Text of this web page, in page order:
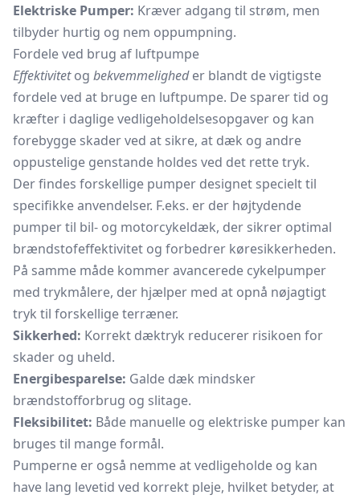
Elektriske Pumper: Kræver adgang til strøm, men
tilbyder hurtig og nem oppumpning.
Fordele ved brug af luftpumpe
Effektivitetog bekvemmeligheder blandt de vigtigste
fordele ved at bruge en luftpumpe. De sparer tid og
kræfter i daglige vedligeholdelsesopgaver og kan
forebygge skader ved at sikre, at dæk og andre
oppustelige genstande holdes ved det rette tryk.
Der findes forskellige pumper designet specielt til
specifikke anvendelser. F.eks. er der højtydende
pumper til bil- og motorcykeldæk, der sikrer optimal
brændstofeffektivitet og forbedrer køresikkerheden.
På samme måde kommer avancerede cykelpumper
med trykmålere, der hjælper med at opnå nøjagtigt
tryk til forskellige terræner.
Sikkerhed: Korrekt dæktryk reducerer risikoen for
skader og uheld.
Energibesparelse: Galde dæk mindsker
brændstofforbrug og slitage.
Fleksibilitet: Både manuelle og elektriske pumper kan
bruges til mange formål.
Pumperne er også nemme at vedligeholde og kan
have lang levetid ved korrekt pleje, hvilket betyder, at